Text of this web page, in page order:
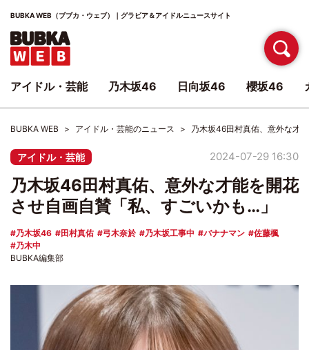
BUBKA WEB（ブブカ・ウェブ）｜グラビア＆アイドルニュースサイト
BUBKA WEB アイドル・芸能のニュース 乃木坂46田村真佑、意外な才
アイドル・芸能 2024-07-29 16:30
乃木坂46田村真佑、意外な才能を開花
させ自画自賛「私、すごいかも…」
乃木坂46 田村真佑 弓木奈於 乃木坂工事中 バナナマン
佐藤楓
乃木中
BUBKA編集部
アイドル・芸能 乃木坂46 日向坂46 櫻坂46